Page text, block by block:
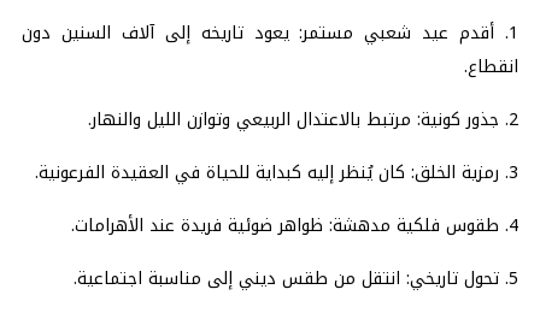
1. أقدم عيد شعبي مستمر: يعود تاريخه إلى آلاف السنين دون
انقطاع.
2. جذور كونية: مرتبط بالاعتدال الربيعي وتوازن الليل والنهار.
3. رمزية الخلق: كان يُنظر إليه كبداية للحياة في العقيدة الفرعونية.
4. طقوس فلكية مدهشة: ظواهر ضوئية فريدة عند الأهرامات.
5. تحول تاريخي: انتقل من طقس ديني إلى مناسبة اجتماعية.